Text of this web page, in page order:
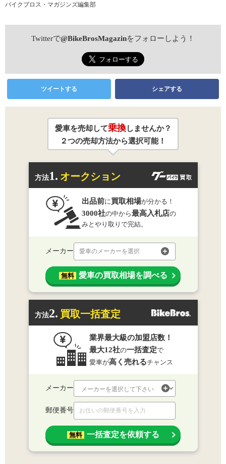
バイクブロス・マガジンズ編集部
Twitterで@BikeBrosMagazinをフォローしよう！
ツイートする シェアする
愛車を売却して乗換しませんか？
２つの売却方法から選択可能！
方法1. オークション
出品前に 買取相場が分かる！
3000社の中から最高入札店の
みとやり取りで完結。
メーカー 愛車のメーカーを選択
無料 愛車の買取相場を調べる
方法2. 買取一括査定
業界最大級の加盟店数！
最大12社の一括査定で
愛車が高く売れるチャンス
メーカー
郵便番号
無料 一括査定を依頼する